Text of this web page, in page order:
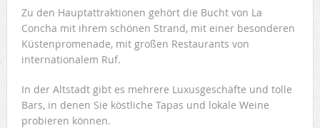
Zu den Hauptattraktionen gehört die Bucht von La
Concha mit ihrem schönen Strand, mit einer besonderen
Küstenpromenade, mit großen Restaurants von
internationalem Ruf.
In der Altstadt gibt es mehrere Luxusgeschäfte und tolle
Bars, in denen Sie köstliche Tapas und lokale Weine
probieren können.